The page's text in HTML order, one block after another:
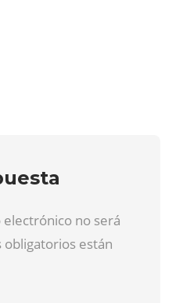
no será
obligatorios están